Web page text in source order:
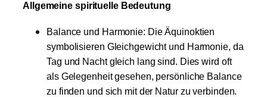
Allgemeine spirituelle Bedeutung
Balance und Harmonie: Die Äquinoktien
symbolisieren Gleichgewicht und Harmonie, da
Tag und Nacht gleich lang sind. Dies wird oft
als Gelegenheit gesehen, persönliche Balance
zu finden und sich mit der Natur zu verbinden.